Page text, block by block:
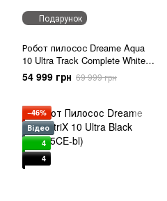
Подарунок
Робот пилосос Dreame Aqua
10 Ultra Track Complete White
(RLR81CE-1-WH)
54 999 грн 69 999 грн
−46%
Відео
4
4